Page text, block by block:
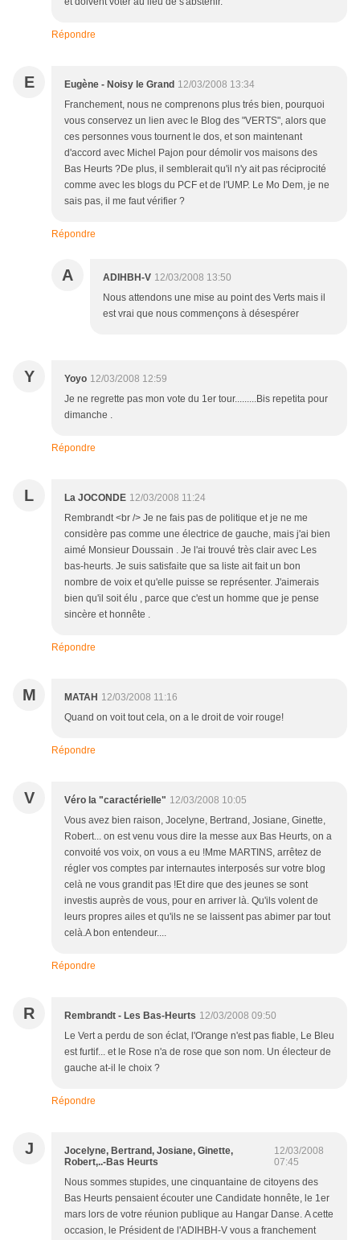
Répondre
E Eugène - Noisy le Grand 12/03/2008 13:34
Franchement, nous ne comprenons plus trés bien, pourquoi
vous conservez un lien avec le Blog des "VERTS", alors que
ces personnes vous tournent le dos, et son maintenant
d'accord avec Michel Pajon pour démolir vos maisons des
Bas Heurts ?De plus, il semblerait qu'il n'y ait pas réciprocité
comme avec les blogs du PCF et de l'UMP. Le Mo Dem, je ne
sais pas, il me faut vérifier ?
Répondre
A ADIHBH-V 12/03/2008 13:50
Nous attendons une mise au point des Verts mais il
est vrai que nous commençons à désespérer
Y Yoyo 12/03/2008 12:59
Je ne regrette pas mon vote du 1er tour.........Bis repetita pour
dimanche .
Répondre
L La JOCONDE 12/03/2008 11:24
Rembrandt <br /> Je ne fais pas de politique et je ne me
considère pas comme une électrice de gauche, mais j'ai bien
aimé Monsieur Doussain . Je l'ai trouvé très clair avec Les
bas-heurts. Je suis satisfaite que sa liste ait fait un bon
nombre de voix et qu'elle puisse se représenter. J'aimerais
bien qu'il soit élu , parce que c'est un homme que je pense
sincère et honnête .
Répondre
M MATAH 12/03/2008 11:16
Quand on voit tout cela, on a le droit de voir rouge!
Répondre
V Véro la "caractérielle" 12/03/2008 10:05
Vous avez bien raison, Jocelyne, Bertrand, Josiane, Ginette,
Robert... on est venu vous dire la messe aux Bas Heurts, on a
convoité vos voix, on vous a eu !Mme MARTINS, arrêtez de
régler vos comptes par internautes interposés sur votre blog
celà ne vous grandit pas !Et dire que des jeunes se sont
investis auprès de vous, pour en arriver là. Qu'ils volent de
leurs propres ailes et qu'ils ne se laissent pas abimer par tout
celà.A bon entendeur....
Répondre
R Rembrandt - Les Bas-Heurts 12/03/2008 09:50
Le Vert a perdu de son éclat, l'Orange n'est pas fiable, Le Bleu
est furtif... et le Rose n'a de rose que son nom. Un électeur de
gauche at-il le choix ?
Répondre
J
Jocelyne, Bertrand, Josiane, Ginette,
Robert,..-Bas Heurts
12/03/2008
07:45
Nous sommes stupides, une cinquantaine de citoyens des
Bas Heurts pensaient écouter une Candidate honnête, le 1er
mars lors de votre réunion publique au Hangar Danse. A cette
occasion, le Président de l'ADIHBH-V vous a franchement